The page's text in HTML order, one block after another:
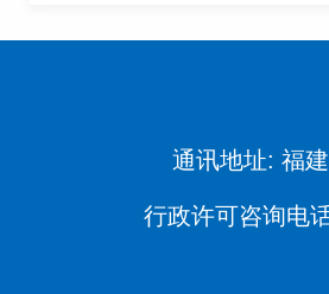
通讯地址: 福
行政许可咨询电